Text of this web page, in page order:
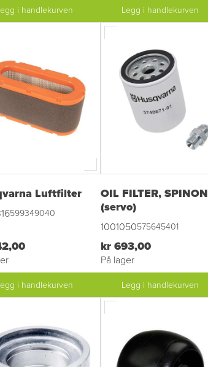
i handlekurven Legg i handlekurven
Luftfilter
599349040
i handlekurven
OIL FILTER, SPINON
(servo)
1001050575645401
kr 693,00
På lager
Legg i handlekurven